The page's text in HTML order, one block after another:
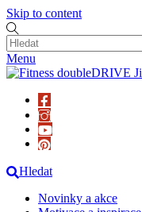
Skip to content
Menu
Hledat
Novinky a akce